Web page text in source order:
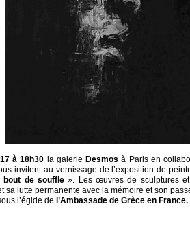
à 18h30 la galerie Desmos à Paris en
invitent au vernissage de l’exposition de
bout de souffle». Les œuvres de sculptures
sa lutte permanente avec la mémoire et son
l’égide de l’Ambassade de Grèce en France.